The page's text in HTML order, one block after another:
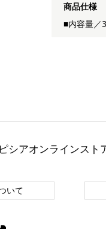
商品仕様
■内容量／
シアオンラインスト
いて